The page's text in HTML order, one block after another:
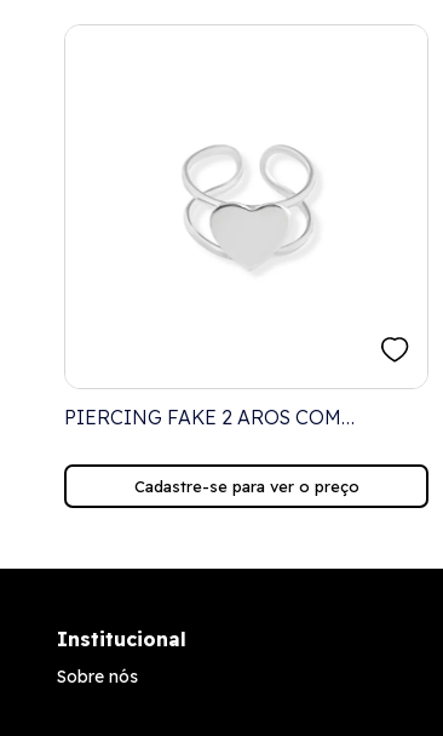
PIERCING FAKE 2 AROS COM
Cadastre-se para ver o preço
Institucional
Sobre nós